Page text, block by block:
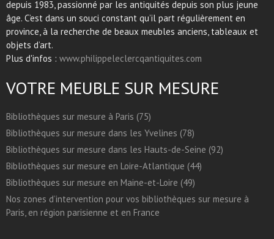
depuis 1983, passionné par les antiquités depuis son plus jeune
âge. C’est dans un souci constant qu’il part régulièrement en
province, à la recherche de beaux meubles anciens, tableaux et
objets d’art.
Plus d'infos : www.philippeleclercqantiquites.com
VOTRE MEUBLE SUR MESURE
Bibliothèques sur mesure à Paris (75)
Bibliothèques sur mesure dans les Yvelines (78)
Bibliothèques sur mesure dans les Hauts-de-Seine (92)
Bibliothèques sur mesure en Loire-Atlantique (44)
Bibliothèques sur mesure en Maine-et-Loire (49)
Nos zones d’intervention pour vos bibliothèques sur mesure à
Paris, en région parisienne et en France